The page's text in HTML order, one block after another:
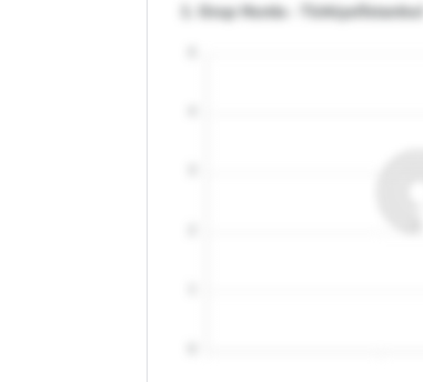
1. Grup Hurda - Türkiye/İstanbul